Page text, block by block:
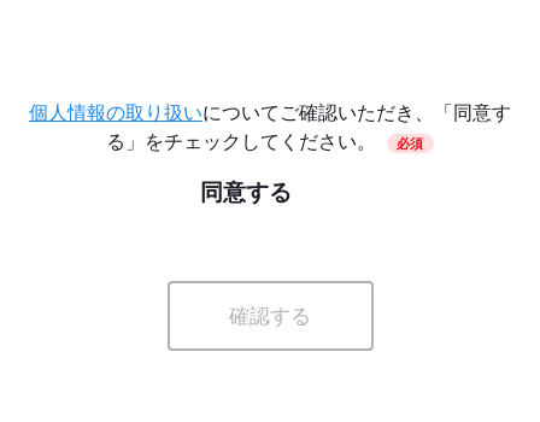
個人情報の取り扱いについてご確認いただき、「同意す
る」をチェックしてください。
必須
同意する
確認する